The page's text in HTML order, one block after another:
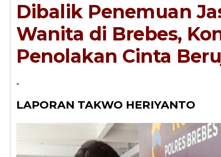
Dibalik Penemuan
Wanita di Brebes,
Penolakan Cinta
.
LAPORAN TAKWO HERIYANTO